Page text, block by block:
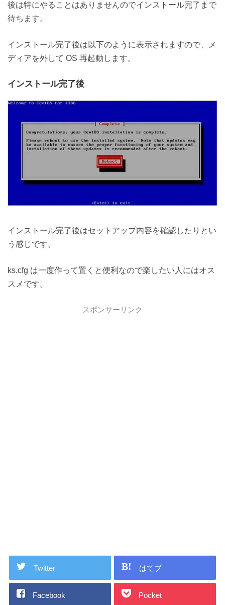
後は特にやることはありませんのでインストール完了まで
待ちます。
インストール完了後は以下のように表示されますので、メ
ディアを外して OS 再起動します。
インストール完了後
インストール完了後はセットアップ内容を確認したりとい
う感じです。
ks.cfg は一度作って置くと便利なので楽したい人にはオス
スメです。
スポンサーリンク
Twitter はてブ
Facebook Pocket